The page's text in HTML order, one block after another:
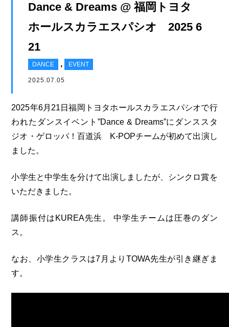
Dance & Dreams @ 福岡トヨタ
ホールスカラエスパシオ 2025 6
21
DANCE , EVENT
2025.07.05
2025年6月21日福岡トヨタホールスカラエスパシオで行
われたダンスイベント”Dance & Dreams”にダンススタ
ジオ・ゲロッパ！百道浜 K-POPチームが初めて出演し
ました。
小学生と中学生を分けて出演しましたが、シンクロ賞を
いただきました。
講師振付はKUREA先生。 中学生チームは圧巻のダン
ス。
なお、小学生クラスは7月よりTOWA先生が引き継ぎま
す。